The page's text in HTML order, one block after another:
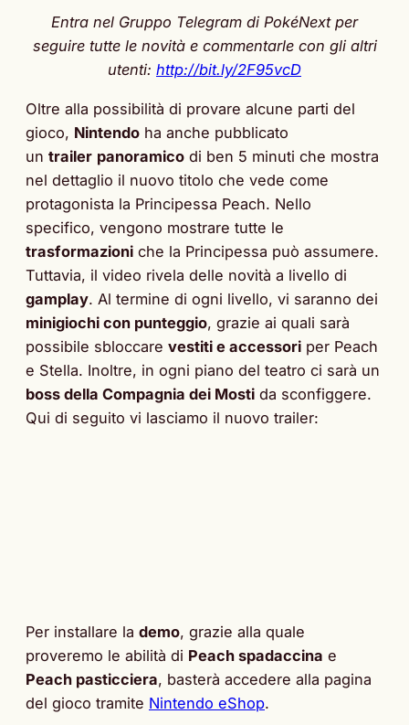
Entra nel Gruppo Telegram di PokéNext per
seguire tutte le novità e commentarle con gli altri
utenti: http://bit.ly/2F95vcD
Oltre alla possibilità di provare alcune parti del
gioco, Nintendo ha anche pubblicato
un trailer panoramico di ben 5 minuti che mostra
nel dettaglio il nuovo titolo che vede come
protagonista la Principessa Peach. Nello
specifico, vengono mostrare tutte le
trasformazioni che la Principessa può assumere.
Tuttavia, il video rivela delle novità a livello di
gamplay. Al termine di ogni livello, vi saranno dei
minigiochi con punteggio, grazie ai quali sarà
possibile sbloccare vestiti e accessori per Peach
e Stella. Inoltre, in ogni piano del teatro ci sarà un
boss della Compagnia dei Mosti da sconfiggere.
Qui di seguito vi lasciamo il nuovo trailer:
Per installare la demo, grazie alla quale
proveremo le abilità di Peach spadaccina e
Peach pasticciera, basterà accedere alla pagina
del gioco tramite Nintendo eShop.